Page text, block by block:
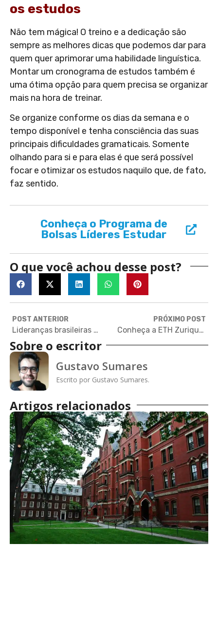
os estudos
Não tem mágica! O treino e a dedicação são
sempre as melhores dicas que podemos dar para
quem quer aprimorar uma habilidade linguística.
Montar um cronograma de estudos também é
uma ótima opção para quem precisa se organizar
mais na hora de treinar.
Se organize conforme os dias da semana e o
tempo disponível e tenha consciência das suas
principais dificuldades gramaticais. Somente
olhando para si e para elas é que será possível
focar e otimizar os estudos naquilo que, de fato,
faz sentido.
Conheça o Programa de
Bolsas Líderes Estudar
O que você achou desse post?
POST ANTERIOR
Lideranças brasileiras discutem tecnologia e saúde na Brazil Conference; leia artigo de opinião
PRÓXIMO POST
Conheça a ETH Zurique, a universidade que formou Albert Einstein
Sobre o escritor
Gustavo Sumares
Escrito por Gustavo Sumares.
Artigos relacionados